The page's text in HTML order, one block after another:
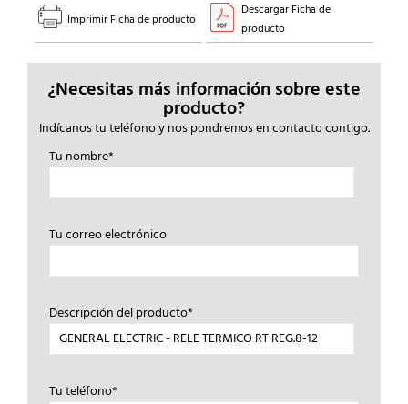
Imprimir Ficha de producto
Descargar Ficha de
producto
¿Necesitas más información sobre este
producto?
Indícanos tu teléfono y nos pondremos en contacto contigo.
Tu nombre*
Tu correo electrónico
Descripción del producto*
Tu teléfono*